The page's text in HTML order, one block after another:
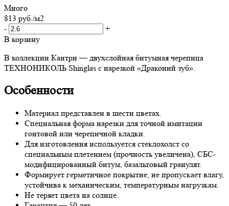
Много
813 руб./м2
-
+
В корзину
В коллекции Кантри — двухслойная битумная черепица
ТЕХНОНИКОЛЬ Shinglas с нарезкой «Драконий зуб».
Особенности
Материал представлен в шести цветах.
Специальная форма нарезки для точной имитации
гонтовой или черепичной кладки.
Для изготовления используется стеклохолст со
специальным плетением (прочность увеличена), СБС-
модифицированный битум, базальтовый гранулят.
Формирует герметичное покрытие, не пропускает влагу,
устойчива к механическим, температурным нагрузкам.
Не теряет цвета на солнце.